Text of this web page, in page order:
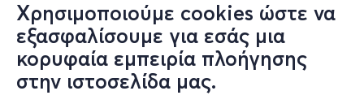
Χρησιμοποιούμε cookies ώστε να
εξασφαλίσουμε για εσάς μια
κορυφαία εμπειρία πλοήγησης
στην ιστοσελίδα μας.
Εισιτήρια